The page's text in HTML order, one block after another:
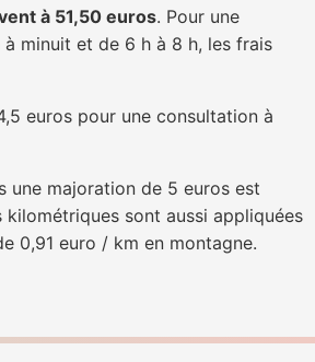
à 51,50 euros. Pour une
minuit et de 6 h à 8 h, les frais
euros pour une consultation à
une majoration de 5 euros est
kilométriques sont aussi appliquées
0,91 euro / km en montagne.